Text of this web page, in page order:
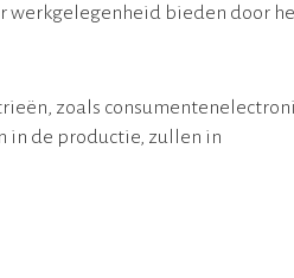
werkgelegenheid bieden door
zoals
in de productie, zullen in